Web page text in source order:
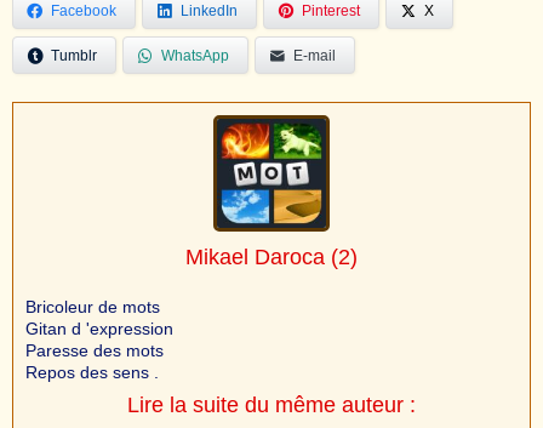
Facebook LinkedIn Pinterest X
Tumblr WhatsApp E-mail
Mikael Daroca (2)
Bricoleur de mots
Gitan d 'expression
Paresse des mots
Repos des sens .
Lire la suite du même auteur :